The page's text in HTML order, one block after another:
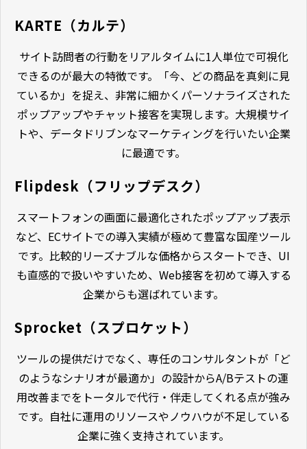
KARTE（カルテ）
サイト訪問者の行動をリアルタイムに1人単位で可視化
できるのが最大の特徴です。「今、どの商品を真剣に見
ているか」を捉え、非常に細かくパーソナライズされた
ポップアップやチャット接客を実現します。大規模サイ
トや、データドリブンなマーケティングを行いたい企業
に最適です。
Flipdesk（フリップデスク）
スマートフォンの画面に最適化されたポップアップ表示
など、ECサイトでの導入実績が極めて豊富な国産ツール
です。比較的リーズナブルな価格からスタートでき、UI
も直感的で扱いやすいため、Web接客を初めて導入する
企業からも選ばれています。
Sprocket（スプロケット）
ツールの提供だけでなく、専任のコンサルタントが「ど
のようなシナリオが最適か」の設計からA/Bテストの運
用改善までをトータルで代行・伴走してくれる点が強み
です。自社に運用のリソースやノウハウが不足している
企業に強く支持されています。